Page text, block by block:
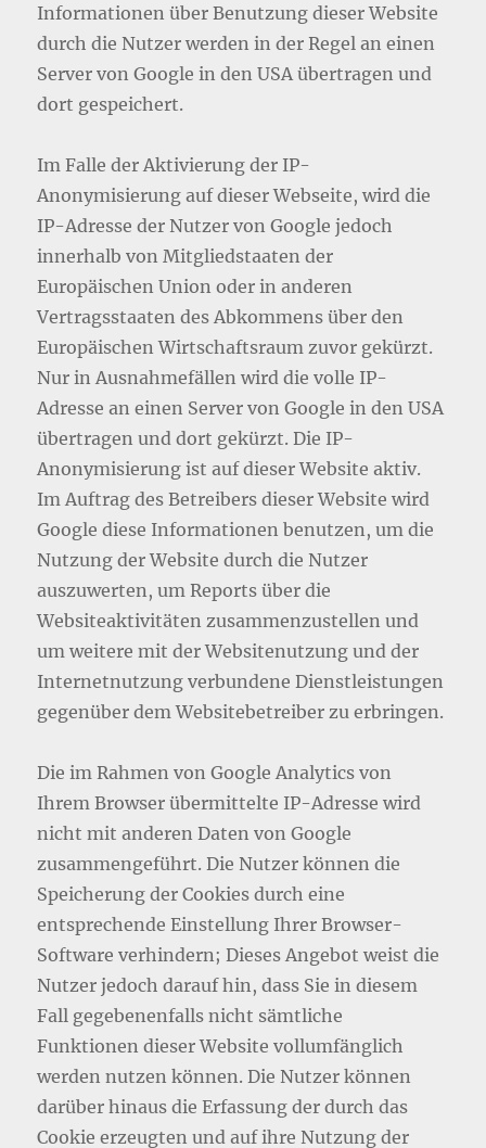
Informationen über Benutzung dieser Website
durch die Nutzer werden in der Regel an einen
Server von Google in den USA übertragen und
dort gespeichert.
Im Falle der Aktivierung der IP-
Anonymisierung auf dieser Webseite, wird die
IP-Adresse der Nutzer von Google jedoch
innerhalb von Mitgliedstaaten der
Europäischen Union oder in anderen
Vertragsstaaten des Abkommens über den
Europäischen Wirtschaftsraum zuvor gekürzt.
Nur in Ausnahmefällen wird die volle IP-
Adresse an einen Server von Google in den USA
übertragen und dort gekürzt. Die IP-
Anonymisierung ist auf dieser Website aktiv.
Im Auftrag des Betreibers dieser Website wird
Google diese Informationen benutzen, um die
Nutzung der Website durch die Nutzer
auszuwerten, um Reports über die
Websiteaktivitäten zusammenzustellen und
um weitere mit der Websitenutzung und der
Internetnutzung verbundene Dienstleistungen
gegenüber dem Websitebetreiber zu erbringen.
Die im Rahmen von Google Analytics von
Ihrem Browser übermittelte IP-Adresse wird
nicht mit anderen Daten von Google
zusammengeführt. Die Nutzer können die
Speicherung der Cookies durch eine
entsprechende Einstellung Ihrer Browser-
Software verhindern; Dieses Angebot weist die
Nutzer jedoch darauf hin, dass Sie in diesem
Fall gegebenenfalls nicht sämtliche
Funktionen dieser Website vollumfänglich
werden nutzen können. Die Nutzer können
darüber hinaus die Erfassung der durch das
Cookie erzeugten und auf ihre Nutzung der